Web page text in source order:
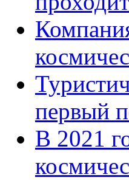
первый
В 2021